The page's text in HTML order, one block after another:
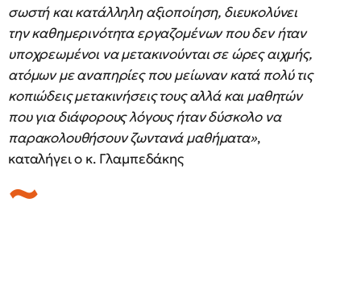
σωστή και κατάλληλη αξιοποίηση, διευκολύνει
την καθημερινότητα εργαζομένων που δεν ήταν
υποχρεωμένοι να μετακινούνται σε ώρες αιχμής,
ατόμων με αναπηρίες που μείωναν κατά πολύ τις
κοπιώδεις μετακινήσεις τους αλλά και μαθητών
που για διάφορους λόγους ήταν δύσκολο να
παρακολουθήσουν ζωντανά μαθήματα»,
καταλήγει ο κ. Γλαμπεδάκης